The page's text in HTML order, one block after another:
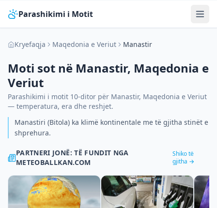
Parashikimi i Motit
Kryefaqja Maqedonia e Veriut Manastir
Moti sot në Manastir, Maqedonia e
Veriut
Parashikimi i motit 10-ditor për Manastir, Maqedonia e Veriut
— temperatura, era dhe reshjet.
Manastiri (Bitola) ka klimë kontinentale me të gjitha stinët e
shprehura.
PARTNERI JONË: TË FUNDIT NGA
METEOBALLKAN.COM
Shiko të
gjitha →